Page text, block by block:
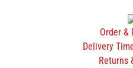
Order &
Delivery
Returns